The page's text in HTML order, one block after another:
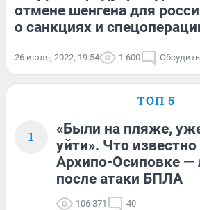
отмене шенгена для
о санкциях и
26 июля, 2022, 19:54 1 600 Обсудить
ТОП 5
1
«Были на пляже,
уйти». Что
Архипо-Осиповке —
после атаки БПЛА
106 371 40